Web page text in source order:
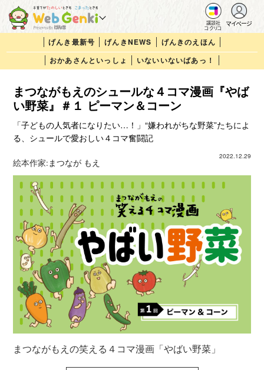
講談社
コクリコ
マイページ
げんき最新号 げんきNEWS
げんきのえほん
おかあさんといっしょ
いないいないばあっ！
まつながもえのシュールな４コマ漫画『やば
い野菜』＃１ ピーマン＆コーン
「子どもの人気者になりたい…！」“嫌われがちな野菜”たちによ
る、シュールで愛おしい４コマ奮闘記
2022.12.29
絵本作家:まつなが もえ
まつながもえの笑える４コマ漫画「やばい野菜」